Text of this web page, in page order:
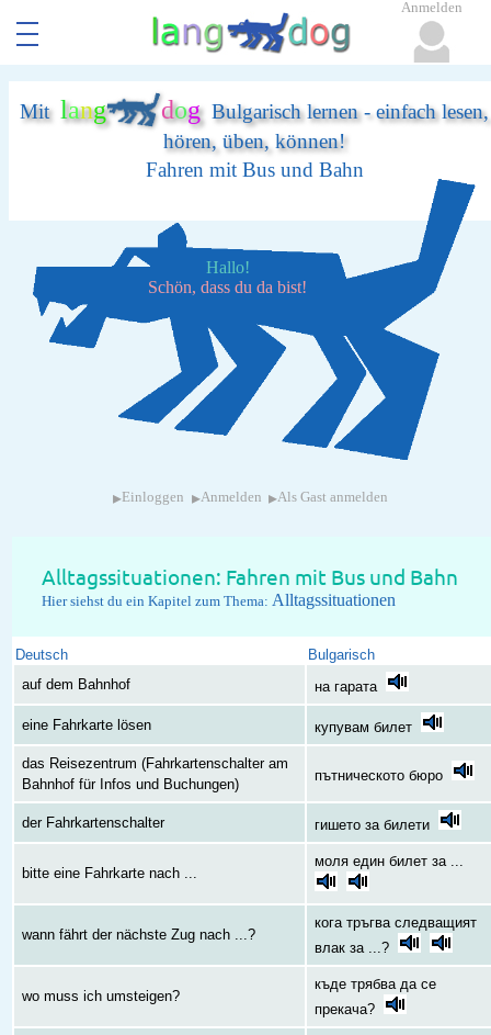
Mit lang dogBulgarisch lernen - einfach lesen,
hören, üben, können!
Fahren mit Bus und Bahn
Hallo!
Schön, dass du da bist!
▸ Einloggen ▸Anmelden ▸Als Gast anmelden
Alltagssituationen: Fahren mit Bus und Bahn
Hier siehst du ein Kapitel zum Thema: Alltagssituationen
Deutsch
Bulgarisch
auf dem Bahnhof
на гарата
eine Fahrkarte lösen купувам билет
das Reisezentrum (Fahrkartenschalter am
Bahnhof für Infos und Buchungen)
пътническото бюро
der Fahrkartenschalter гишето за билети
bitte eine Fahrkarte nach ...
моля един билет за ...
wann fährt der nächste Zug nach ...?
кога тръгва следващият
влак за ...?
wo muss ich umsteigen?
къде трябва да се
прекача?
Anmelden